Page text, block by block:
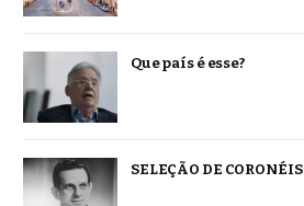
Que país é esse?
SELEÇÃO DE CORONÉIS